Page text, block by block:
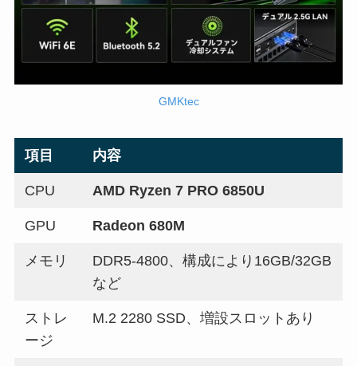
GMKtec
項目 内容
CPU AMD Ryzen 7 PRO 6850U
GPU Radeon 680M
メモリ
DDR5-4800、構成により16GB/32GB
など
ストレ
ージ
M.2 2280 SSD、増設スロットあり